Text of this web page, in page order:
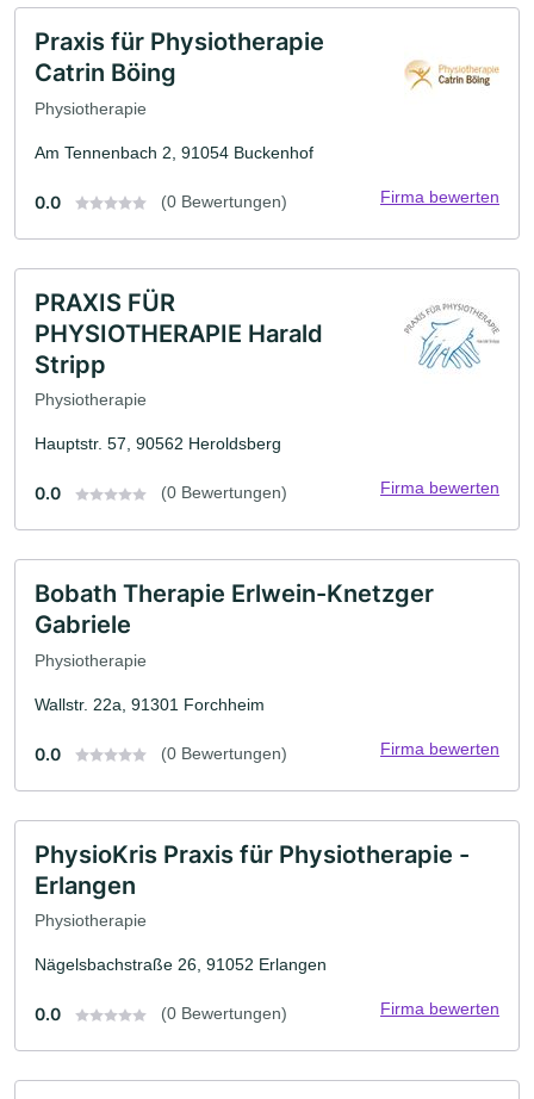
Praxis für Physiotherapie
Catrin Böing
Physiotherapie
Am Tennenbach 2, 91054 Buckenhof
0.0 (0 Bewertungen) Firma bewerten
PRAXIS FÜR
PHYSIOTHERAPIE Harald
Stripp
Physiotherapie
Hauptstr. 57, 90562 Heroldsberg
0.0 (0 Bewertungen) Firma bewerten
Bobath Therapie Erlwein-Knetzger
Gabriele
Physiotherapie
Wallstr. 22a, 91301 Forchheim
0.0 (0 Bewertungen) Firma bewerten
PhysioKris Praxis für Physiotherapie -
Erlangen
Physiotherapie
Nägelsbachstraße 26, 91052 Erlangen
0.0 (0 Bewertungen) Firma bewerten